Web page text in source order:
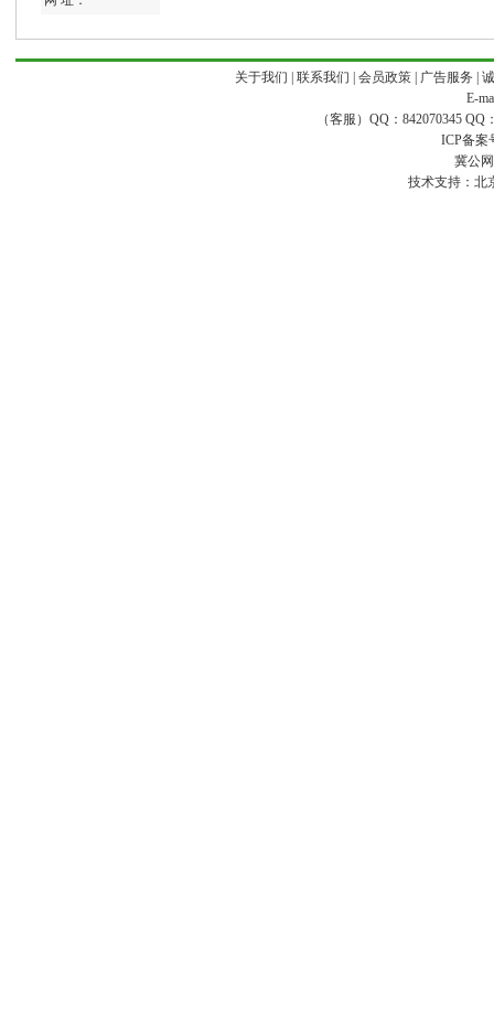
关于我们 联系我们 会员政策| 广告服务
E-
（客服）QQ：842070345 QQ
ICP备案
冀公
技术支持： 北